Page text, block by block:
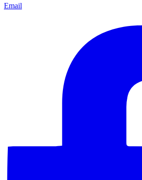
Email